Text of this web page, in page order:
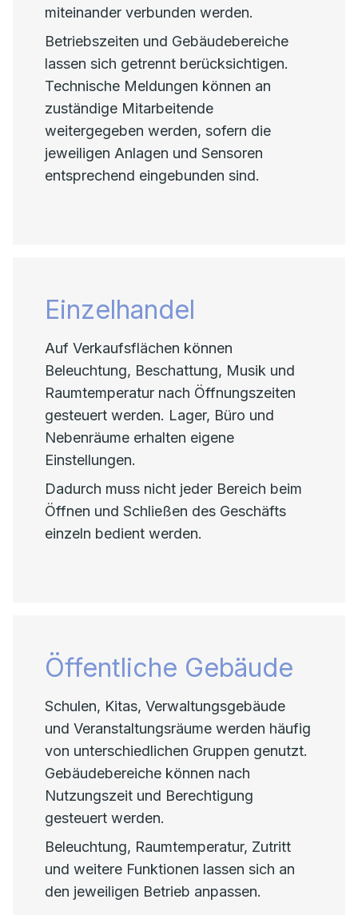
miteinander verbunden werden.
Betriebszeiten und Gebäudebereiche
lassen sich getrennt berücksichtigen.
Technische Meldungen können an
zuständige Mitarbeitende
weitergegeben werden, sofern die
jeweiligen Anlagen und Sensoren
entsprechend eingebunden sind.
Einzelhandel
Auf Verkaufsflächen können
Beleuchtung, Beschattung, Musik und
Raumtemperatur nach Öffnungszeiten
gesteuert werden. Lager, Büro und
Nebenräume erhalten eigene
Einstellungen.
Dadurch muss nicht jeder Bereich beim
Öffnen und Schließen des Geschäfts
einzeln bedient werden.
Öffentliche Gebäude
Schulen, Kitas, Verwaltungsgebäude
und Veranstaltungsräume werden häufig
von unterschiedlichen Gruppen genutzt.
Gebäudebereiche können nach
Nutzungszeit und Berechtigung
gesteuert werden.
Beleuchtung, Raumtemperatur, Zutritt
und weitere Funktionen lassen sich an
den jeweiligen Betrieb anpassen.